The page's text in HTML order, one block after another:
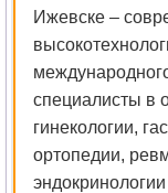
Ижевске –
специалисты в
гинекологии,
ортопедии,